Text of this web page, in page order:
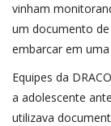
vinham
um documento
embarcar em
Equipes da
a adolescente
utilizava